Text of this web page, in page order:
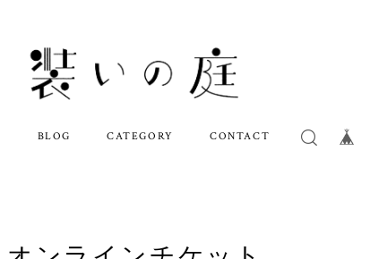
BLOG CATEGORY CONTACT